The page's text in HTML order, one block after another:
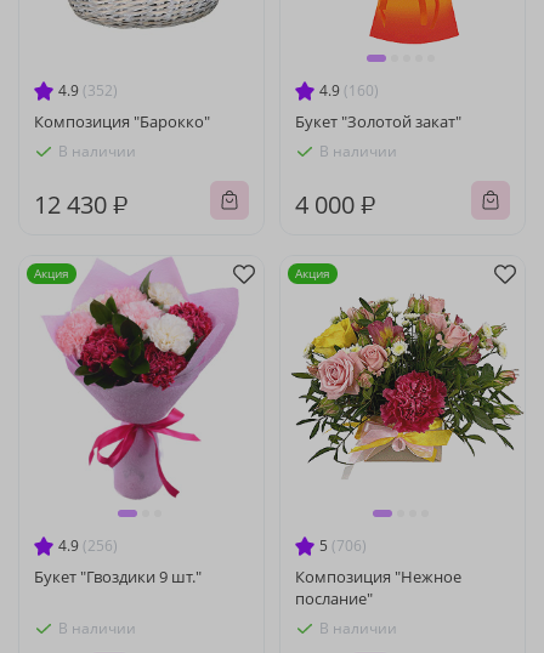
4.9 (352)
Композиция "Барокко"
В наличии
12 430 ₽
4.9 (160)
Букет "Золотой закат"
В наличии
4 000 ₽
4.9 (256)
Букет "Гвоздики 9 шт."
В наличии
Акция
5 (706)
Композиция "Нежное
послание"
В наличии
Акция